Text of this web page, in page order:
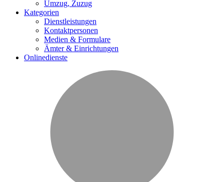
Umzug, Zuzug
Kategorien
Dienstleistungen
Kontaktpersonen
Medien & Formulare
Ämter & Einrichtungen
Onlinedienste